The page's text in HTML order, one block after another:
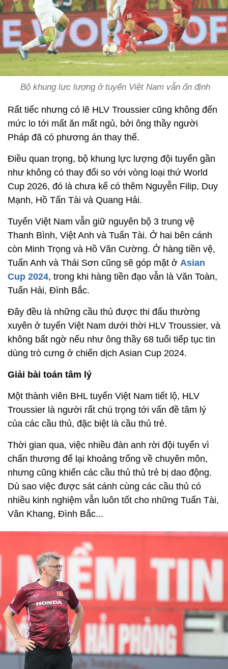
Bộ khung lực lượng ở tuyển Việt Nam vẫn ổn định
Rất tiếc nhưng có lẽ HLV Troussier cũng không đến
mức lo tới mất ăn mất ngủ, bởi ông thầy người
Pháp đã có phương án thay thế.
Điều quan trọng, bộ khung lực lượng đội tuyển gần
như không có thay đổi so với vòng loại thứ World
Cup 2026, đó là chưa kể có thêm Nguyễn Filip, Duy
Mạnh, Hồ Tấn Tài và Quang Hải.
Tuyển Việt Nam vẫn giữ nguyên bộ 3 trung vệ
Thanh Bình, Việt Anh và Tuấn Tài. Ở hai bên cánh
còn Minh Trọng và Hồ Văn Cường. Ở hàng tiền vệ,
Tuấn Anh và Thái Sơn cũng sẽ góp mặt ở Asian
Cup 2024, trong khi hàng tiền đạo vẫn là Văn Toàn,
Tuấn Hải, Đình Bắc.
Đây đều là những cầu thủ được thi đấu thường
xuyên ở tuyển Việt Nam dưới thời HLV Troussier, và
không bất ngờ nếu như ông thầy 68 tuổi tiếp tục tin
dùng trò cưng ở chiến dịch Asian Cup 2024.
Giải bài toán tâm lý
Một thành viên BHL tuyển Việt Nam tiết lộ, HLV
Troussier là người rất chú trọng tới vấn đề tâm lý
của các cầu thủ, đặc biệt là cầu thủ trẻ.
Thời gian qua, việc nhiều đàn anh rời đội tuyển vì
chấn thương để lại khoảng trống về chuyên môn,
nhưng cũng khiến các cầu thủ thủ trẻ bị dao động.
Dù sao việc được sát cánh cùng các cầu thủ có
nhiều kinh nghiệm vẫn luôn tốt cho những Tuấn Tài,
Văn Khang, Đình Bắc...